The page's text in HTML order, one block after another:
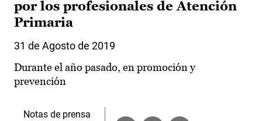
por los profesionales de Atención
Primaria
31 de Agosto de 2019
Durante el año pasado, en promoción y
prevención
Notas de prensa